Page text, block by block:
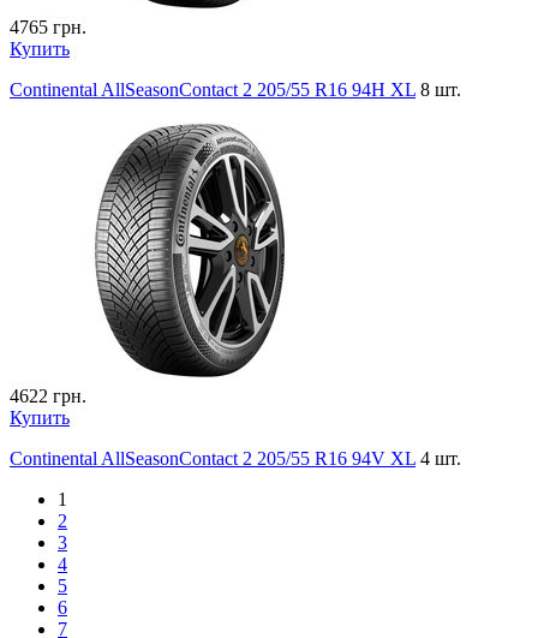
4765 грн.
Купить
Continental AllSeasonContact 2 205/55 R16 94H XL 8 шт.
4622 грн.
Купить
Continental AllSeasonContact 2 205/55 R16 94V XL 4 шт.
1
2
3
4
5
6
7